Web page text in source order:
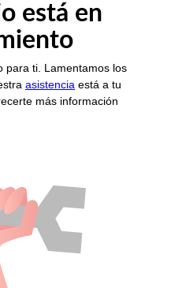
está en
para ti. Lamentamos los
asistencia está a tu
más información